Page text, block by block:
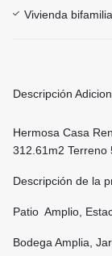
Vivienda
Descripción
Hermosa Casa
312.61m2 Terreno
Descripción de la
Patio Amplio,
Bodega Amplia,